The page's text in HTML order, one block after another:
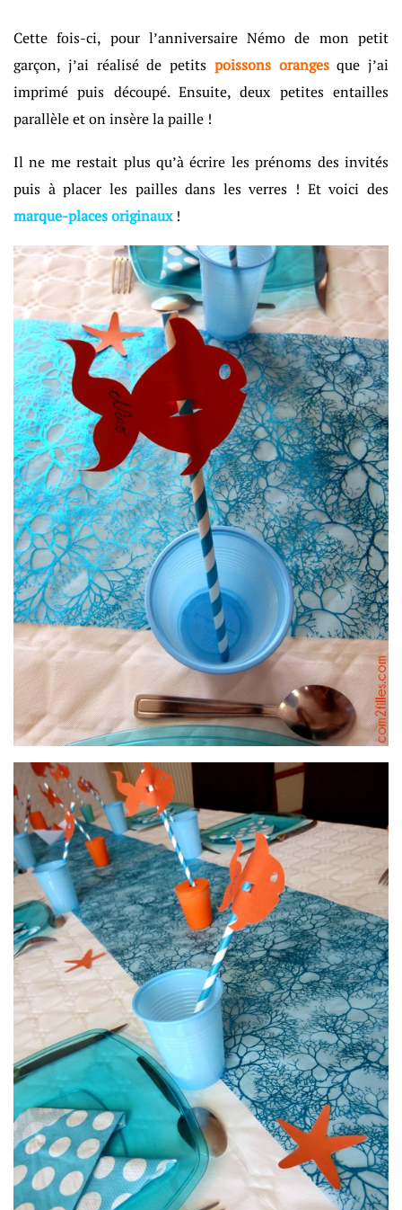
Cette fois-ci, pour l’anniversaire Némo de mon petit
garçon, j’ai réalisé de petits poissons orangesque j’ai
imprimé puis découpé. Ensuite, deux petites entailles
parallèle et on insère la paille !
Il ne me restait plus qu’à écrire les prénoms des invités
puis à placer les pailles dans les verres ! Et voici des
marque-places originaux!